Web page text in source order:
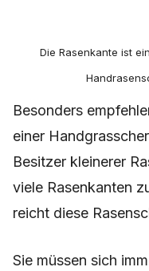
Die Rasenkante ist
Besonders
einer
Besitzer kleinerer
viele Rasenkanten
reicht diese
Sie müssen sich